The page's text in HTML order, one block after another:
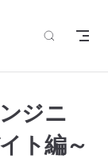
ジニ
ト編～